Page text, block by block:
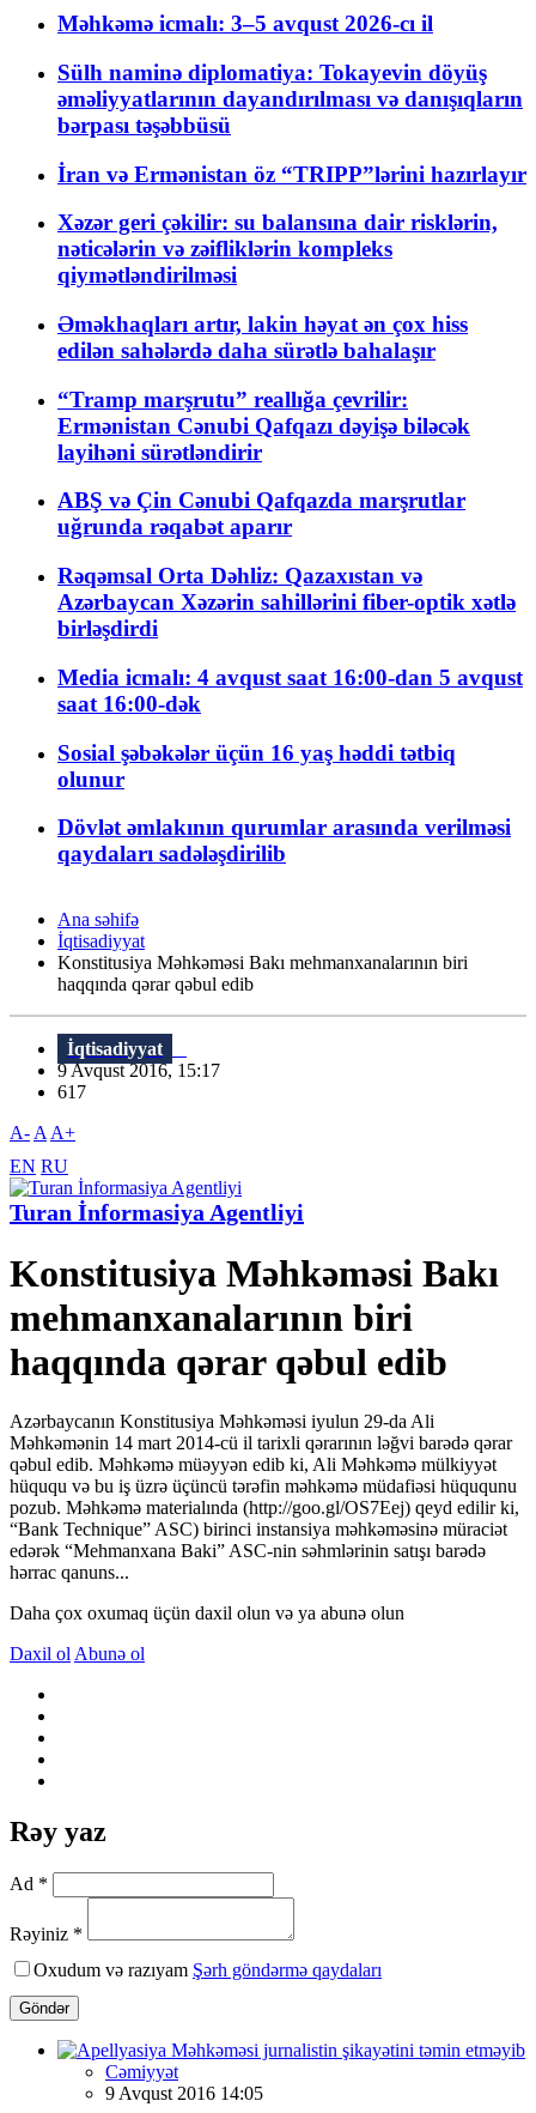
Məhkəmə icmalı: 3–5 avqust 2026-cı il
Sülh naminə diplomatiya: Tokayevin döyüş
əməliyyatlarının dayandırılması və danışıqların
bərpası təşəbbüsü
İran və Ermənistan öz “TRIPP”lərini hazırlayır
Xəzər geri çəkilir: su balansına dair risklərin,
nəticələrin və zəifliklərin kompleks
qiymətləndirilməsi
Əməkhaqları artır, lakin həyat ən çox hiss
edilən sahələrdə daha sürətlə bahalaşır
“Tramp marşrutu” reallığa çevrilir:
Ermənistan Cənubi Qafqazı dəyişə biləcək
layihəni sürətləndirir
ABŞ və Çin Cənubi Qafqazda marşrutlar
uğrunda rəqabət aparır
Rəqəmsal Orta Dəhliz: Qazaxıstan və
Azərbaycan Xəzərin sahillərini fiber-optik xətlə
birləşdirdi
Media icmalı: 4 avqust saat 16:00-dan 5 avqust
saat 16:00-dək
Sosial şəbəkələr üçün 16 yaş həddi tətbiq
olunur
Dövlət əmlakının qurumlar arasında verilməsi
qaydaları sadələşdirilib
Ana səhifə
İqtisadiyyat
Konstitusiya Məhkəməsi Bakı mehmanxanalarının biri
haqqında qərar qəbul edib
İqtisadiyyat
9 Avqust 2016, 15:17
617
A- A A+
EN RU
Turan İnformasiya Agentliyi
Konstitusiya Məhkəməsi Bakı
mehmanxanalarının biri
haqqında qərar qəbul edib
Azərbaycanın Konstitusiya Məhkəməsi iyulun 29-da Ali
Məhkəmənin 14 mart 2014-cü il tarixli qərarının ləğvi barədə qərar
qəbul edib. Məhkəmə müəyyən edib ki, Ali Məhkəmə mülkiyyət
hüququ və bu iş üzrə üçüncü tərəfin məhkəmə müdafiəsi hüququnu
pozub. Məhkəmə materialında (http://goo.gl/OS7Eej) qeyd edilir ki,
“Bank Technique” ASC) birinci instansiya məhkəməsinə müraciət
edərək “Mehmanxana Baki” ASC-nin səhmlərinin satışı barədə
hərrac qanuns...
Daha çox oxumaq üçün daxil olun və ya abunə olun
Daxil ol Abunə ol
Rəy yaz
Ad *
Rəyiniz *
Oxudum və razıyam Şərh göndərmə qaydaları
Göndər
Cəmiyyət
9 Avqust 2016 14:05